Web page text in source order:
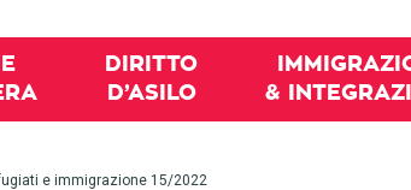
DIRITTO
D’ASILO
&
e immigrazione 15/2022